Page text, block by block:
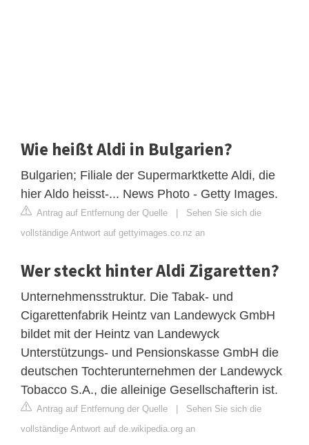
Wie heißt Aldi in Bulgarien?
Bulgarien; Filiale der Supermarktkette Aldi, die
hier Aldo heisst-... News Photo - Getty Images.
Antrag auf Entfernung der Quelle | Sehen Sie sich die
vollständige Antwort auf gettyimages.co.nz an
Wer steckt hinter Aldi Zigaretten?
Unternehmensstruktur. Die Tabak- und
Cigarettenfabrik Heintz van Landewyck GmbH
bildet mit der Heintz van Landewyck
Unterstützungs- und Pensionskasse GmbH die
deutschen Tochterunternehmen der Landewyck
Tobacco S.A., die alleinige Gesellschafterin ist.
Antrag auf Entfernung der Quelle | Sehen Sie sich die
vollständige Antwort auf de.wikipedia.org an